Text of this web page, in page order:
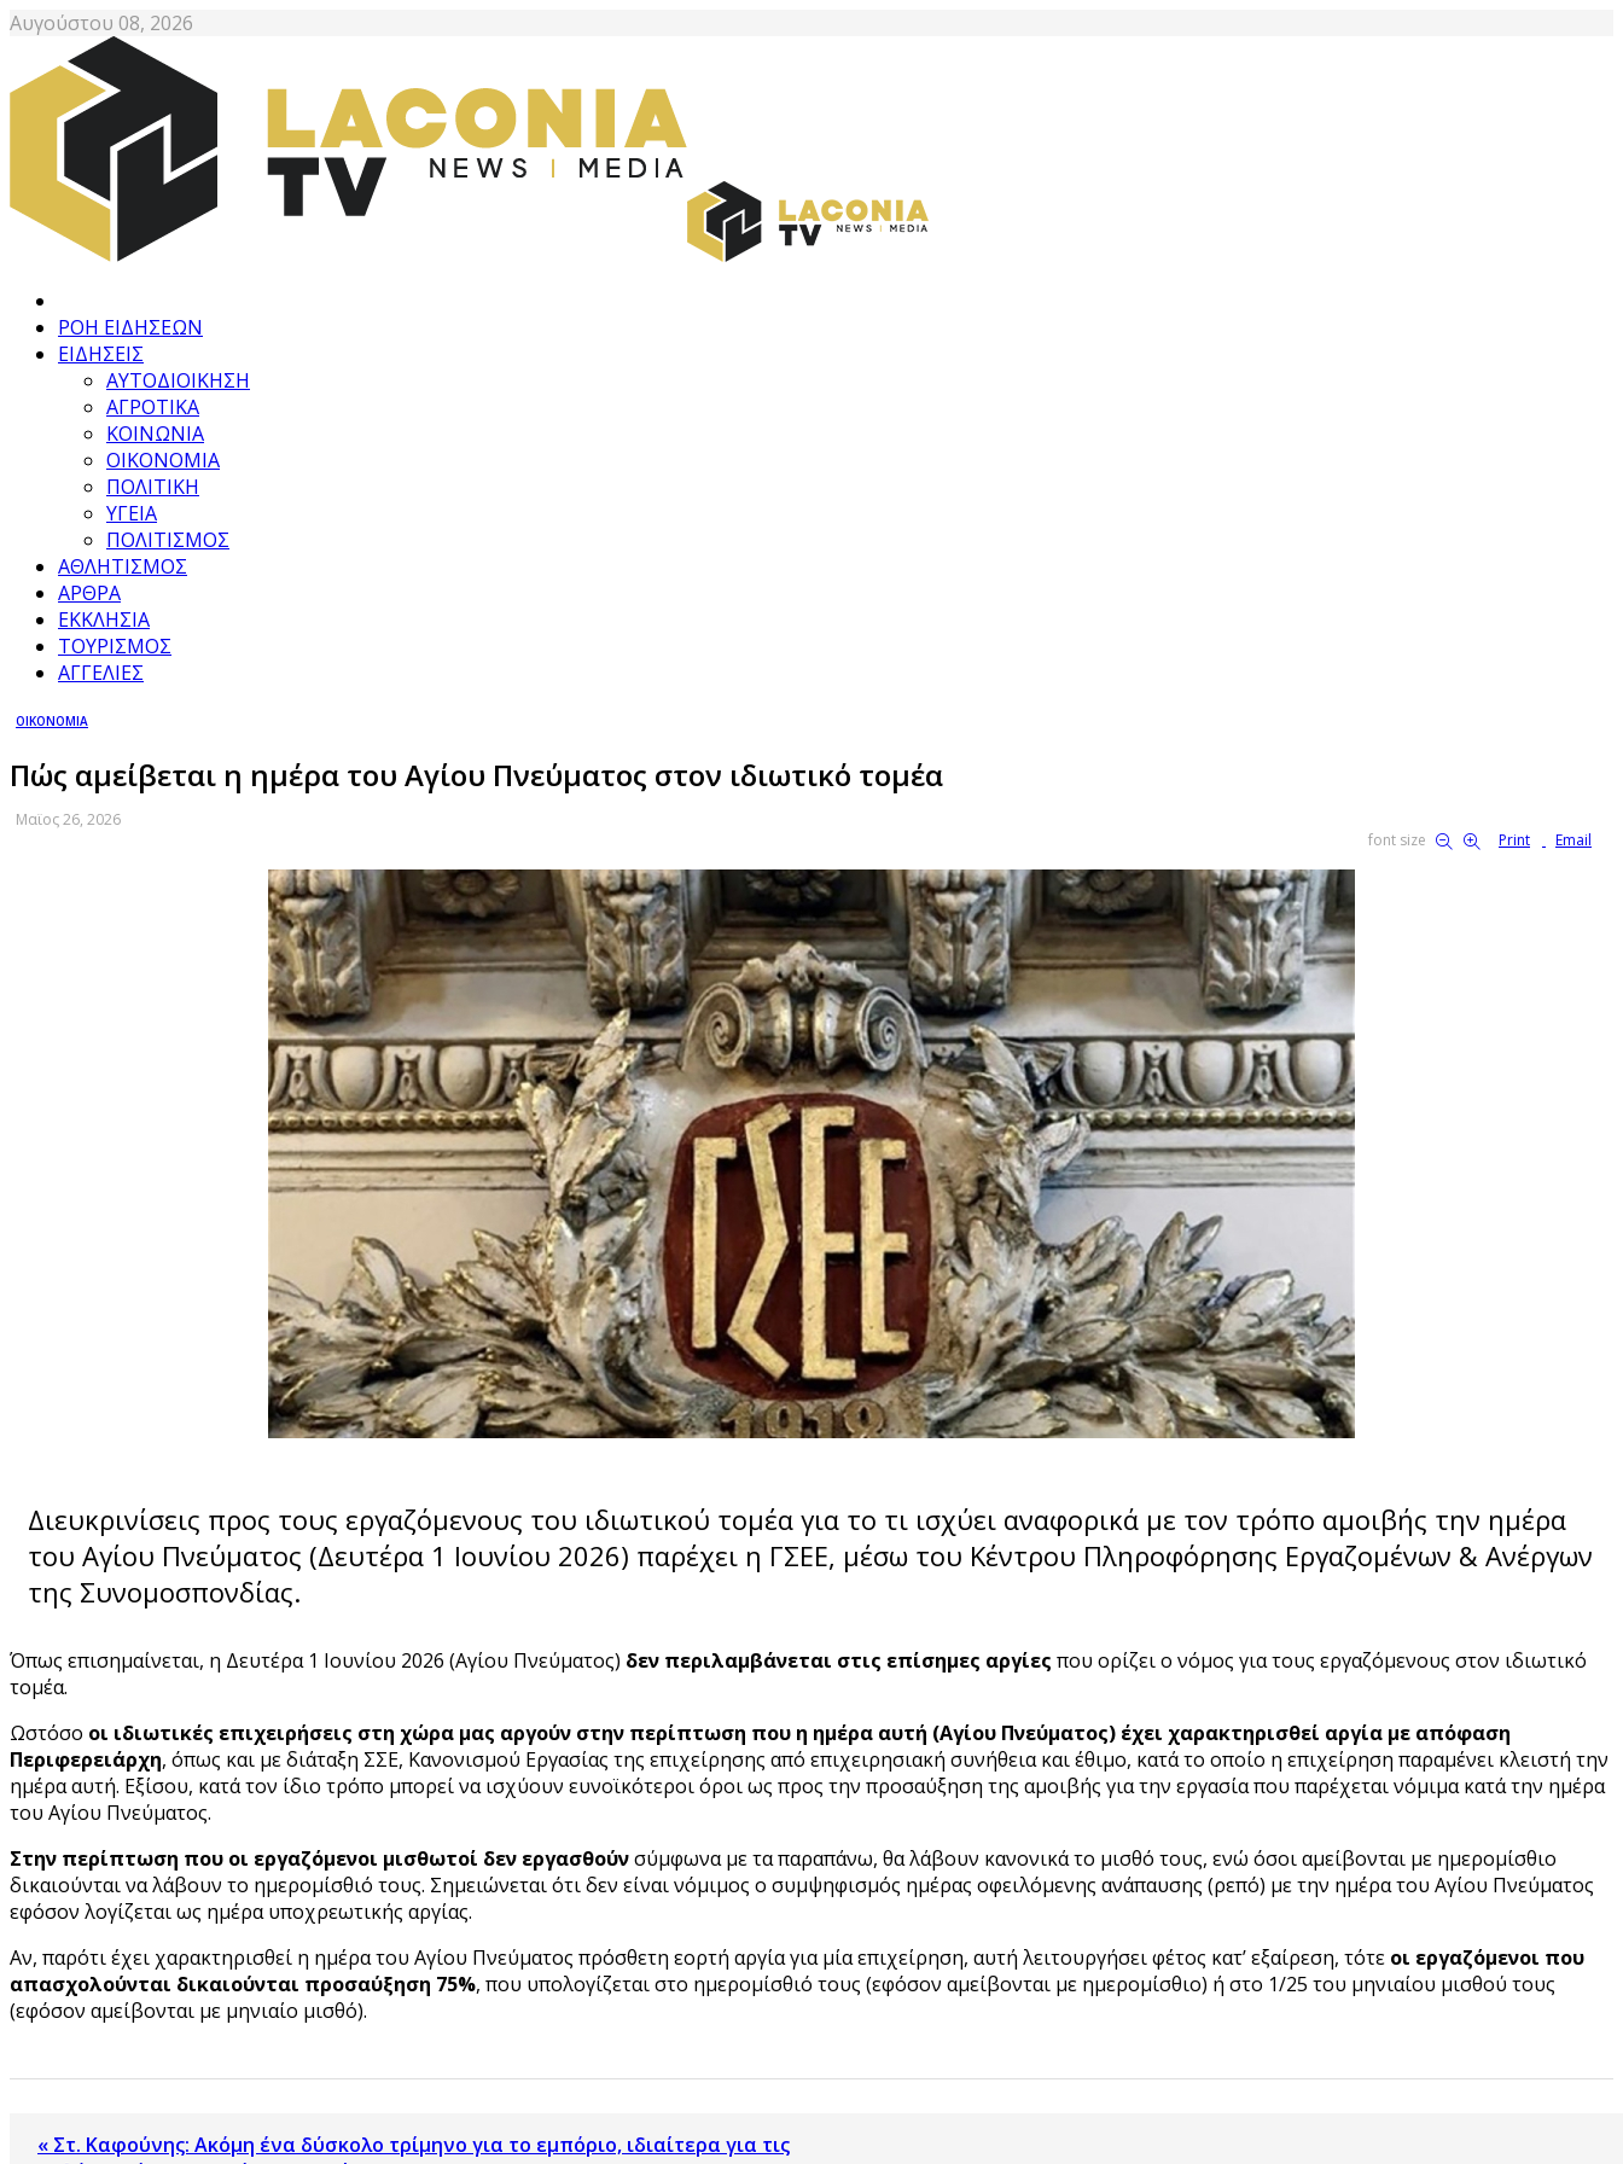
Αυγούστου 08, 2026
ΡΟΗ ΕΙΔΗΣΕΩΝ
ΕΙΔΗΣΕΙΣ
ΑΥΤΟΔΙΟΙΚΗΣΗ
ΑΓΡΟΤΙΚΑ
ΚΟΙΝΩΝΙΑ
ΟΙΚΟΝΟΜΙΑ
ΠΟΛΙΤΙΚΗ
ΥΓΕΙΑ
ΠΟΛΙΤΙΣΜΟΣ
ΑΘΛΗΤΙΣΜΟΣ
ΑΡΘΡΑ
ΕΚΚΛΗΣΙΑ
ΤΟΥΡΙΣΜΟΣ
ΑΓΓΕΛΙΕΣ
ΟΙΚΟΝΟΜΙΑ
Πώς αμείβεται η ημέρα του Αγίου Πνεύματος στον ιδιωτικό τομέα
Μαϊος 26, 2026
font size
Print Email
Διευκρινίσεις προς τους εργαζόμενους του ιδιωτικού τομέα για το τι ισχύει αναφορικά με τον τρόπο αμοιβής την ημέρα
του Αγίου Πνεύματος (Δευτέρα 1 Ιουνίου 2026) παρέχει η ΓΣΕΕ, μέσω του Κέντρου Πληροφόρησης Εργαζομένων & Ανέργων
της Συνομοσπονδίας.
Όπως επισημαίνεται, η Δευτέρα 1 Ιουνίου 2026 (Αγίου Πνεύματος) δεν περιλαμβάνεται στις επίσημες αργίες που ορίζει ο νόμος για τους εργαζόμενους στον ιδιωτικό
τομέα.
Ωστόσο οι ιδιωτικές επιχειρήσεις στη χώρα μας αργούν στην περίπτωση που η ημέρα αυτή (Αγίου Πνεύματος) έχει χαρακτηρισθεί αργία με απόφαση
Περιφερειάρχη, όπως και με διάταξη ΣΣΕ, Κανονισμού Εργασίας της επιχείρησης από επιχειρησιακή συνήθεια και έθιμο, κατά το οποίο η επιχείρηση παραμένει κλειστή την
ημέρα αυτή. Εξίσου, κατά τον ίδιο τρόπο μπορεί να ισχύουν ευνοϊκότεροι όροι ως προς την προσαύξηση της αμοιβής για την εργασία που παρέχεται νόμιμα κατά την ημέρα
του Αγίου Πνεύματος.
Στην περίπτωση που οι εργαζόμενοι μισθωτοί δεν εργασθούνσύμφωνα με τα παραπάνω, θα λάβουν κανονικά το μισθό τους, ενώ όσοι αμείβονται με ημερομίσθιο
δικαιούνται να λάβουν το ημερομίσθιό τους. Σημειώνεται ότι δεν είναι νόμιμος ο συμψηφισμός ημέρας οφειλόμενης ανάπαυσης (ρεπό) με την ημέρα του Αγίου Πνεύματος
εφόσον λογίζεται ως ημέρα υποχρεωτικής αργίας.
Αν, παρότι έχει χαρακτηρισθεί η ημέρα του Αγίου Πνεύματος πρόσθετη εορτή αργία για μία επιχείρηση, αυτή λειτουργήσει φέτος κατ’ εξαίρεση, τότε οι εργαζόμενοι που
απασχολούνται δικαιούνται προσαύξηση 75%, που υπολογίζεται στο ημερομίσθιό τους (εφόσον αμείβονται με ημερομίσθιο) ή στο 1/25 του μηνιαίου μισθού τους
(εφόσον αμείβονται με μηνιαίο μισθό).
« Στ. Καφούνης: Ακόμη ένα δύσκολο τρίμηνο για το εμπόριο, ιδιαίτερα για τις